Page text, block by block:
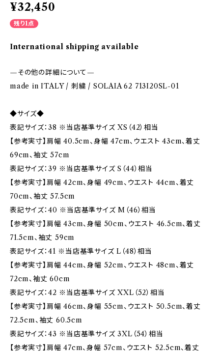
¥32,450
残り1点
International shipping available
—その他の詳細について—
made in ITALY / 刺繍 / SOLAIA 62 713I20SL-01
◆サイズ◆
表記サイズ：38 ※当店基準サイズ XS（42）相当
【参考実寸】肩幅 40.5cm、身幅 47cm、ウエスト 43cm、着丈
69cm、袖丈 57cm
表記サイズ：39 ※当店基準サイズ S（44）相当
【参考実寸】肩幅 42cm、身幅 49cm、ウエスト 44cm、着丈
70cm、袖丈 57.5cm
表記サイズ：40 ※当店基準サイズ M（46）相当
【参考実寸】肩幅 43cm、身幅 50cm、ウエスト 46.5cm、着丈
71.5cm、袖丈 59cm
表記サイズ：41 ※当店基準サイズ L（48）相当
【参考実寸】肩幅 44cm、身幅 52cm、ウエスト 48cm、着丈
72cm、袖丈 60cm
表記サイズ：42 ※当店基準サイズ XXL（52）相当
【参考実寸】肩幅 46cm、身幅 55cm、ウエスト 50.5cm、着丈
72.5cm、袖丈 60.5cm
表記サイズ：43 ※当店基準サイズ 3XL（54）相当
【参考実寸】肩幅 47cm、身幅 57cm、ウエスト 52.5cm、着丈